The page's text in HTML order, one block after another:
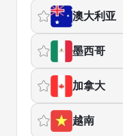
澳大利亚
墨西哥
加拿大
越南